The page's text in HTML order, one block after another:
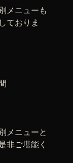
メニューも
ておりま
メニューと
非ご堪能く